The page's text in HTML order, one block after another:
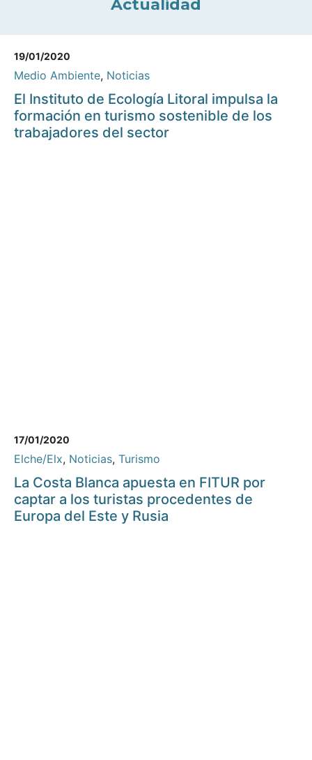
Actualidad
19/01/2020
Medio Ambiente, Noticias
El Instituto de Ecología Litoral impulsa la
formación en turismo sostenible de los
trabajadores del sector
17/01/2020
Elche/Elx, Noticias, Turismo
La Costa Blanca apuesta en FITUR por
captar a los turistas procedentes de
Europa del Este y Rusia